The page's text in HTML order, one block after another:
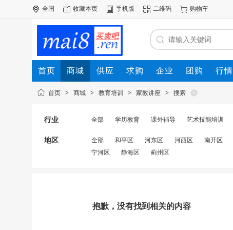
全国 收藏本页 手机版 二维码 购物车
首页 商城 供应 求购 企业 团购 行情
首页 > 商城 > 教育培训 > 家教讲座 > 搜索
行业 全部 学历教育 课外辅导 艺术技能培训
地区 全部 和平区 河东区 河西区 南开区
宁河区
静海区 蓟州区
抱歉，没有找到相关的内容